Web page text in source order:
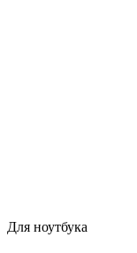
Для ноутбука